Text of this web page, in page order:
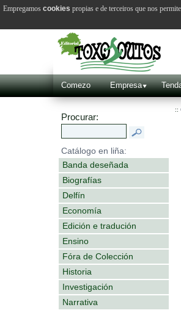
Comezo Empresa
Procurar:
Catálogo en liña:
Banda deseñada
Biografías
Delfín
Economía
Edición e tradución
Ensino
Fóra de Colección
Historia
Investigación
Narrativa
::
Empregamos cookies propias e de terceiros que nos